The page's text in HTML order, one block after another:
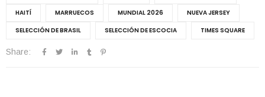
HAITÍ
MARRUECOS MUNDIAL 2026
NUEVA JERSEY
SELECCIÓN DE BRASIL
SELECCIÓN DE ESCOCIA TIMES SQUARE
Share: